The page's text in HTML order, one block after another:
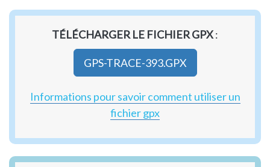
TÉLÉCHARGER LE FICHIER GPX:
GPS-TRACE-393.GPX
Informations pour savoir comment utiliser un
fichier gpx